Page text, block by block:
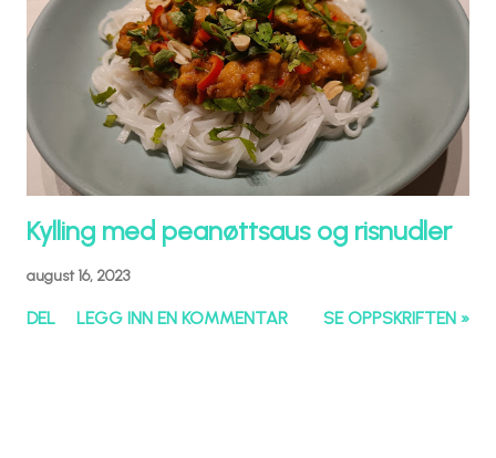
Kylling med peanøttsaus og risnudler
august 16, 2023
DEL LEGG INN EN KOMMENTAR SE OPPSKRIFTEN »